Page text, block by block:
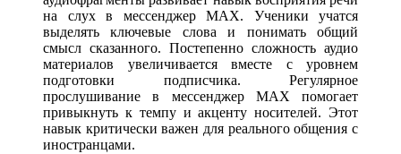
на слух в мессенджер MAX. Ученики учатся
выделять ключевые слова и понимать общий
смысл сказанного. Постепенно сложность аудио
материалов увеличивается вместе с уровнем
подготовки подписчика. Регулярное
прослушивание в мессенджер MAX помогает
привыкнуть к темпу и акценту носителей. Этот
навык критически важен для реального общения с
иностранцами.